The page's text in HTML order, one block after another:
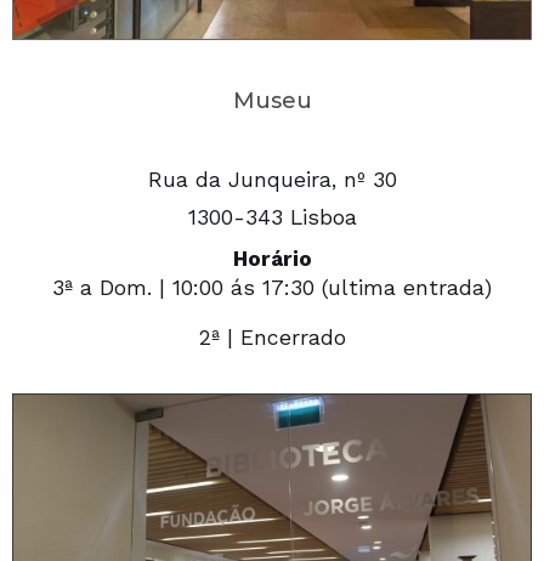
Museu
Rua da Junqueira, nº 30
1300-343 Lisboa
Horário
3ª a Dom. | 10:00 ás 17:30 (ultima entrada)
2ª | Encerrado